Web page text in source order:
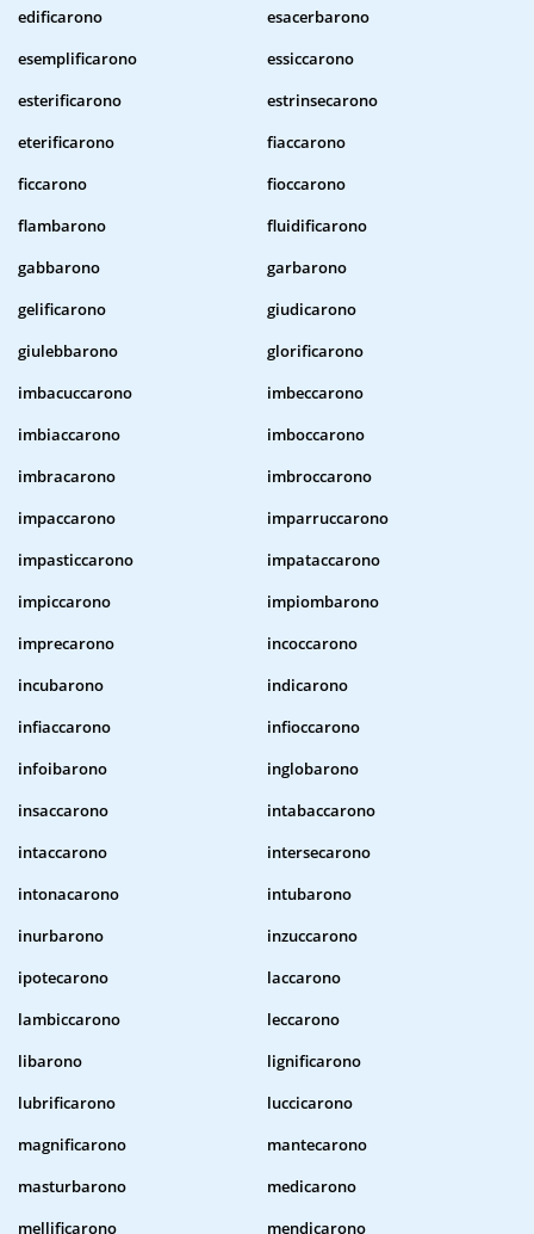
edificarono
esacerbarono
esemplificarono
essiccarono
esterificarono
estrinsecarono
eterificarono
fiaccarono
ficcarono
fioccarono
flambarono
fluidificarono
gabbarono
garbarono
gelificarono
giudicarono
giulebbarono
glorificarono
imbacuccarono
imbeccarono
imbiaccarono
imboccarono
imbracarono
imbroccarono
impaccarono
imparruccarono
impasticcarono
impataccarono
impiccarono
impiombarono
imprecarono
incoccarono
incubarono
indicarono
infiaccarono
infioccarono
infoibarono
inglobarono
insaccarono
intabaccarono
intaccarono
intersecarono
intonacarono
intubarono
inurbarono
inzuccarono
ipotecarono
laccarono
lambiccarono
leccarono
libarono
lignificarono
lubrificarono
luccicarono
magnificarono
mantecarono
masturbarono
medicarono
mellificarono
mendicarono